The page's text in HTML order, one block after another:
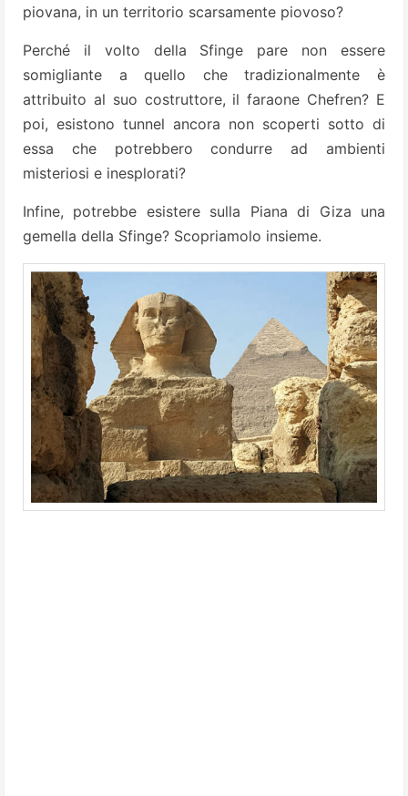
piovana, in un territorio scarsamente piovoso?
Perché il volto della Sfinge pare non essere
somigliante a quello che tradizionalmente è
attribuito al suo costruttore, il faraone Chefren? E
poi, esistono tunnel ancora non scoperti sotto di
essa che potrebbero condurre ad ambienti
misteriosi e inesplorati?
Infine, potrebbe esistere sulla Piana di Giza una
gemella della Sfinge? Scopriamolo insieme.